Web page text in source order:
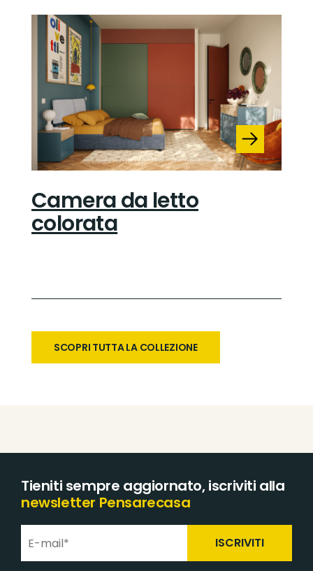
Camera da letto
colorata
SCOPRI TUTTA LA COLLEZIONE
Tieniti sempre aggiornato, iscriviti alla
newsletter Pensarecasa
ISCRIVITI